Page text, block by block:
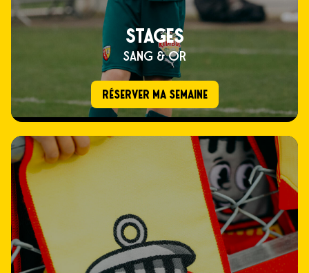
STAGES
SANG & OR
RÉSERVER MA SEMAINE